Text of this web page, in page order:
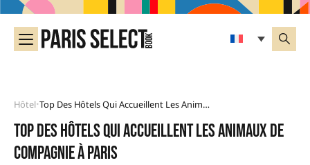
Hôtel• Top Des Hôtels Qui Accueillent Les Animaux De Compagnie À Paris
Top des hôtels qui accueillent les animaux de
compagnie à Paris